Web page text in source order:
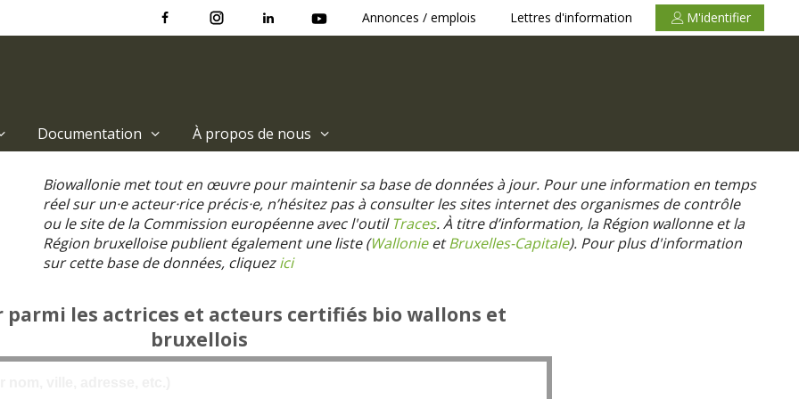
Annonces / emplois Lettres d'information M'identifier
Documentation À propos de nous
Biowallonie met tout en œuvre pour maintenir sa base de données à jour. Pour une information en temps
réel sur un·e acteur·rice précis·e, n’hésitez pas à consulter les sites internet des organismes de contrôle
ou le site de la Commission européenne avec l'outilTraces. À titre d’information, la Région wallonne et la
Région bruxelloise publient également une liste (WallonieetBruxelles-Capitale). Pour plus d'information
sur cette base de données, cliquezici
parmi les actrices et acteurs certifiés bio wallons et
bruxellois